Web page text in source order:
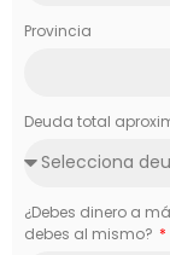
Provincia
Deuda total
¿Debes dinero a
debes al mismo?